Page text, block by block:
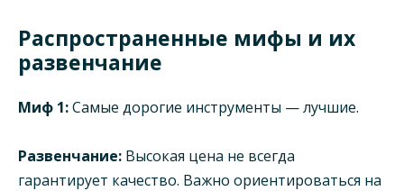
Распространенные мифы и их
развенчание
Миф 1:Самые дорогие инструменты — лучшие.
Развенчание: Высокая цена не всегда
гарантирует качество. Важно ориентироваться на